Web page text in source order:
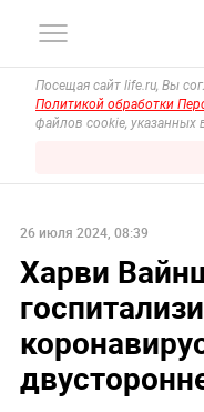
Посещая сайт life.ru, Вы
Политикой обработки
файлов cookie, указанных
26 июля 2024, 08:39
Харви